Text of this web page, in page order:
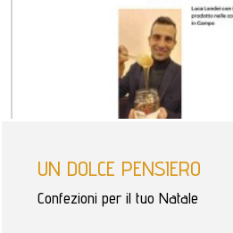
UN DOLCE PENSIERO
Confezioni per il tuo Natale